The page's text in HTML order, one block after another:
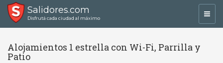
Salidores.com
Disfrutá cada ciudad al máximo
Alojamientos 1 estrella con Wi-Fi, Parrilla y
Patio